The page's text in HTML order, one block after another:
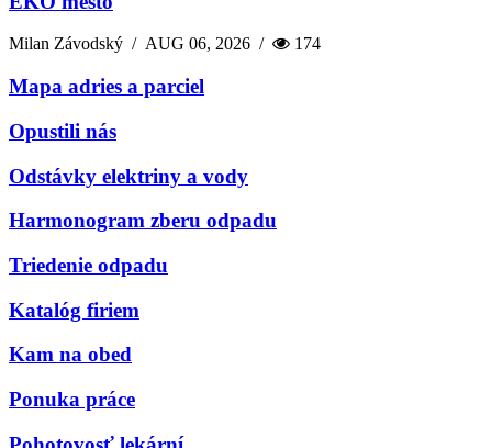
Milan Závodský /AUG 06, 2026 / 174
Mapa adries a parciel
Opustili nás
Odstávky elektriny a vody
Harmonogram zberu odpadu
Triedenie odpadu
Katalóg firiem
Kam na obed
Ponuka práce